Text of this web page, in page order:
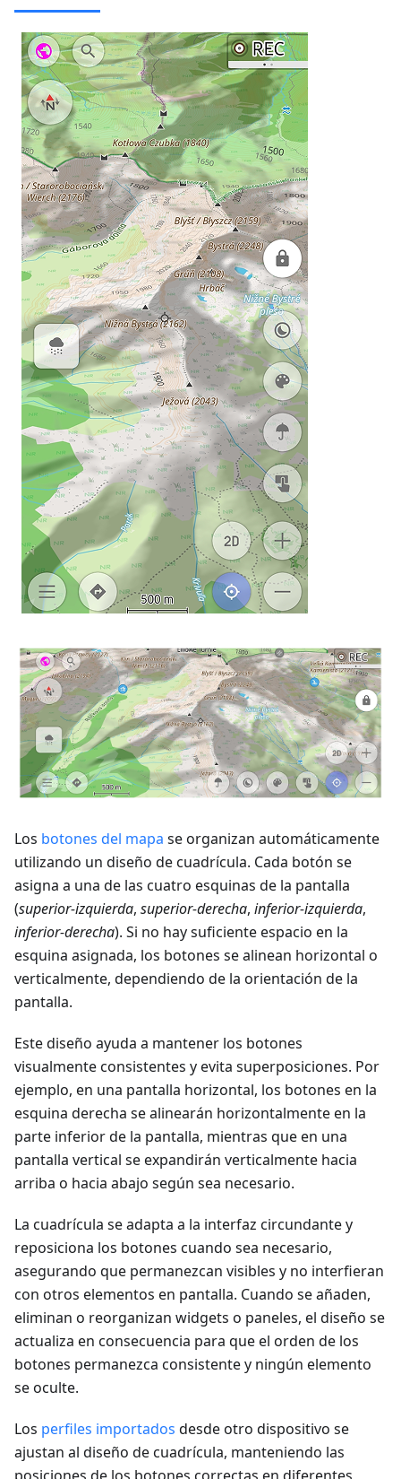
Los botones del mapa se organizan automáticamente
utilizando un diseño de cuadrícula. Cada botón se
asigna a una de las cuatro esquinas de la pantalla
(superior-izquierda, superior-derecha, inferior-izquierda,
inferior-derecha). Si no hay suficiente espacio en la
esquina asignada, los botones se alinean horizontal o
verticalmente, dependiendo de la orientación de la
pantalla.
Este diseño ayuda a mantener los botones
visualmente consistentes y evita superposiciones. Por
ejemplo, en una pantalla horizontal, los botones en la
esquina derecha se alinearán horizontalmente en la
parte inferior de la pantalla, mientras que en una
pantalla vertical se expandirán verticalmente hacia
arriba o hacia abajo según sea necesario.
La cuadrícula se adapta a la interfaz circundante y
reposiciona los botones cuando sea necesario,
asegurando que permanezcan visibles y no interfieran
con otros elementos en pantalla. Cuando se añaden,
eliminan o reorganizan widgets o paneles, el diseño se
actualiza en consecuencia para que el orden de los
botones permanezca consistente y ningún elemento
se oculte.
Los perfiles importados desde otro dispositivo se
ajustan al diseño de cuadrícula, manteniendo las